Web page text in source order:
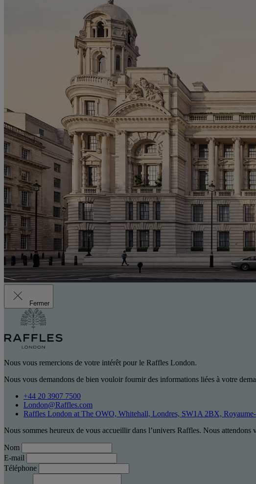
Fermer
Nous vous remercions de votre intérêt pour le Raffles London.
Nous vous demandons de bien vouloir fournir des informations liées à votre
+44 20 3907 7500
London@Raffles.com
Raffles London at The OWO, Whitehall, Londres, SW1A 2BX,
Nous sommes heureux de vous accueillir dans l’univers Raffles. Nous attendons
Nom
E-mail
Téléphone